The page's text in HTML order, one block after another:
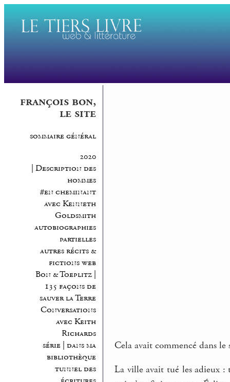
françois bon,
le site
sommaire général
2020
| Description des
hommes
#en cheminant
avec Kenneth
Goldsmith
autobiographies
partielles
autres récits &
fictions web
Bon & Toeplitz |
135 façons de
sauver la Terre
Conversations
avec Keith
Richards
série | dans ma
bibliothèque
tunnel des
Cela avait commencé dans
La ville avait tué les adieux :